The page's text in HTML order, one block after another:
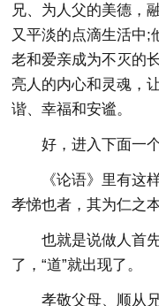
兄、为人父的美德，
又平淡的点滴生活中;
老和爱亲成为不灭的
亮人的内心和灵魂，
谐、幸福和安谧。
好，进入下面一
《论语》里有这
孝悌也者，其为仁之本
也就是说做人首
了，“道”就出现了。
孝敬父母、顺从